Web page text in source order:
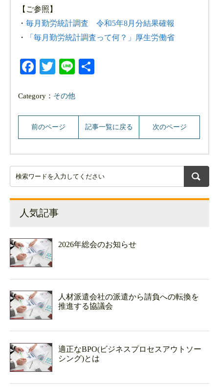
【ご参照】
・毎月勤労統計調査 令和5年8月分結果確報
・
「毎月勤労統計調査って何？」厚生労働省
Facebook
Twitter
Line
Category： その他
前のページ 記事一覧に戻る 次のページ
人気記事
2026年総会のお知らせ
人材派遣会社の派遣から請負への転換を
推進する協議会
適正なBPO(ビジネスプロセスアウトソー
シング)とは